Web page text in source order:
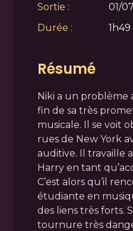
Sortie :
01/
Durée :
1h49
Résumé
Niki a un problème
fin de sa très
musicale. Il se voit
rues de New York
auditive. Il travaille
Harry en tant
C’est alors qu’il
étudiante en
des liens très forts.
tournure très